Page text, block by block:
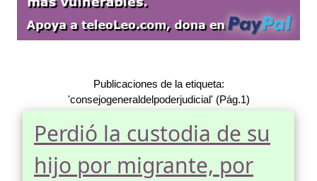
Publicaciones de la etiqueta:
'consejogeneraldelpoderjudicial' (Pág.1)
Perdió la custodia de su
hijo por migrante, por